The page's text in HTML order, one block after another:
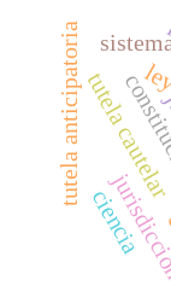
tutela
tutela anticipatoria
ciencia